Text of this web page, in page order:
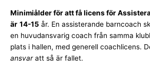
Minimiålder för att få licens för
är 14-15 år. En assisterande barncoach
en huvudansvarig coach från samma
plats i hallen, med generell coachlicens.
ansvaratt så är fallet.